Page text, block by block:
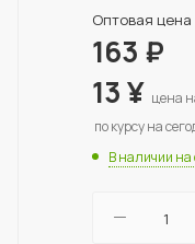
Оптовая цена
163 ₽
13¥ цена
по курсу на
В наличии на